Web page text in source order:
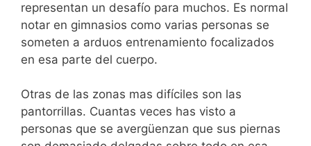
representan un desafío para muchos. Es normal
notar en gimnasios como varias personas se
someten a arduos entrenamiento focalizados
en esa parte del cuerpo.
Otras de las zonas mas difíciles son las
pantorrillas. Cuantas veces has visto a
personas que se avergüenzan que sus piernas